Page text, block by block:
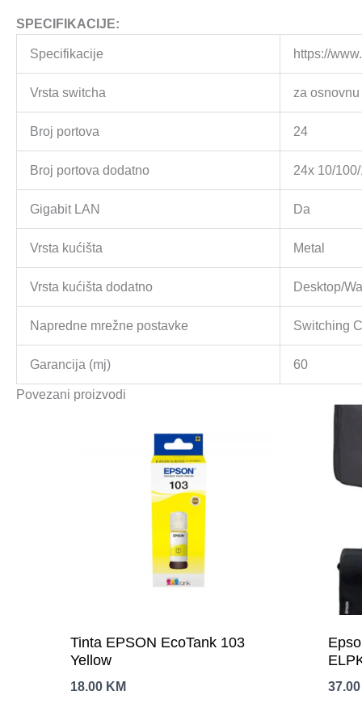
SPECIFIKACIJE:
Specifikacije https://
Vrsta switcha za
Broj portova 24
Broj portova dodatno 24x 10/
Gigabit LAN Da
Vrsta kućišta Metal
Vrsta kućišta dodatno Desktop/
Napredne mrežne postavke Switching
Garancija (mj) 60
Povezani proizvodi
Tinta EPSON EcoTank 103
Yellow
18.00 KM